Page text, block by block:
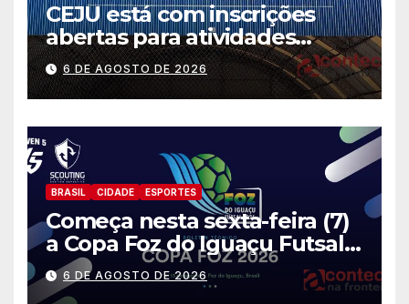
CEJU está com inscrições
abertas para atividades
gratuitas
6 DE AGOSTO DE 2026
BRASIL CIDADE ESPORTES
Começa nesta sexta-feira (7)
a Copa Foz do Iguaçu Futsal
2026 com equipes de quatro
países
6 DE AGOSTO DE 2026